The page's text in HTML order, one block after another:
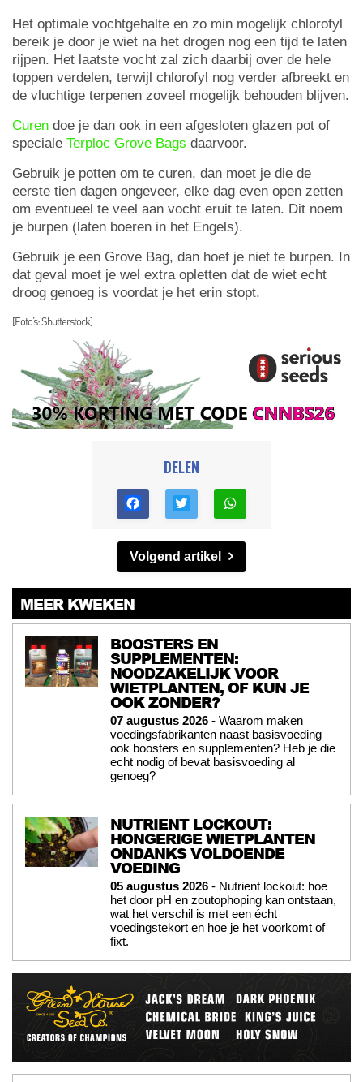
Het optimale vochtgehalte en zo min mogelijk chlorofyl
bereik je door je wiet na het drogen nog een tijd te laten
rijpen. Het laatste vocht zal zich daarbij over de hele
toppen verdelen, terwijl chlorofyl nog verder afbreekt en
de vluchtige terpenen zoveel mogelijk behouden blijven.
Curen doe je dan ook in een afgesloten glazen pot of
speciale Terploc Grove Bags daarvoor.
Gebruik je potten om te curen, dan moet je die de
eerste tien dagen ongeveer, elke dag even open zetten
om eventueel te veel aan vocht eruit te laten. Dit noem
je burpen (laten boeren in het Engels).
Gebruik je een Grove Bag, dan hoef je niet te burpen. In
dat geval moet je wel extra opletten dat de wiet echt
droog genoeg is voordat je het erin stopt.
[Foto’s: Shutterstock]
DELEN
Volgend artikel
MEER KWEKEN
BOOSTERS EN
SUPPLEMENTEN:
NOODZAKELIJK VOOR
WIETPLANTEN, OF KUN JE
OOK ZONDER?
07 augustus 2026 - Waarom maken
voedingsfabrikanten naast basisvoeding
ook boosters en supplementen? Heb je die
echt nodig of bevat basisvoeding al
genoeg?
NUTRIENT LOCKOUT:
HONGERIGE WIETPLANTEN
ONDANKS VOLDOENDE
VOEDING
05 augustus 2026 - Nutrient lockout: hoe
het door pH en zoutophoping kan ontstaan,
wat het verschil is met een écht
voedingstekort en hoe je het voorkomt of
fixt.